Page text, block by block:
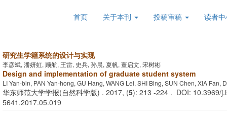
首页 关于本刊 投稿审稿 读者
研究生学籍系统的设计与实现
李彦斌, 潘妍虹, 顾航, 王雷, 史兵, 孙晨, 夏帆, 董启文, 宋树彬
Design and implementation of graduate student system
LI Yan-bin, PAN Yan-hong, GU Hang, WANG Lei, SHI Bing, SUN Chen, XIA Fan,
华东师范大学学报(自然科学版) . 2017, (5): 213 -224 . DOI: 10.3969/
5641.2017.05.019